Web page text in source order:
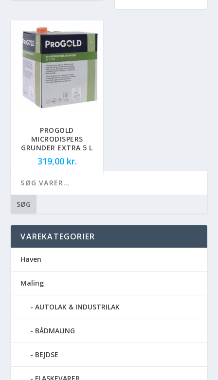
PROGOLD
MICRODISPERS
GRUNDER EXTRA 5 L
319,00 kr.
SØG
VAREKATEGORIER
Haven
Maling
AUTOLAK & INDUSTRILAK
BÅDMALING
BEJDSE